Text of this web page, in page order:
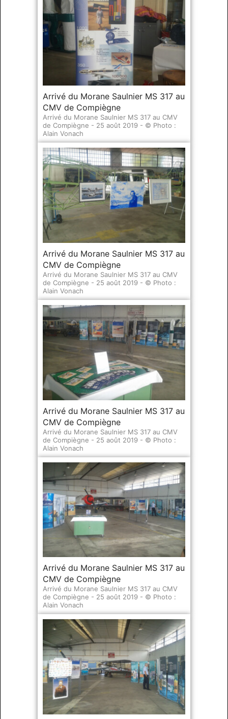
Arrivé du Morane Saulnier MS 317 au
CMV de Compiègne
Arrivé du Morane Saulnier MS 317 au CMV
de Compiègne - 25 août 2019 - © Photo :
Alain Vonach
Arrivé du Morane Saulnier MS 317 au
CMV de Compiègne
Arrivé du Morane Saulnier MS 317 au CMV
de Compiègne - 25 août 2019 - © Photo :
Alain Vonach
Arrivé du Morane Saulnier MS 317 au
CMV de Compiègne
Arrivé du Morane Saulnier MS 317 au CMV
de Compiègne - 25 août 2019 - © Photo :
Alain Vonach
Arrivé du Morane Saulnier MS 317 au
CMV de Compiègne
Arrivé du Morane Saulnier MS 317 au CMV
de Compiègne - 25 août 2019 - © Photo :
Alain Vonach